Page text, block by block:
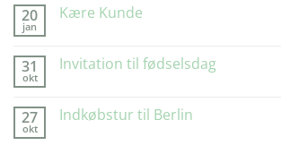
Glad”
20
jan
Kære Kunde
Kære
31
okt
Invitation til fødselsdag
Invitation
27
okt
Indkøbstur til Berlin